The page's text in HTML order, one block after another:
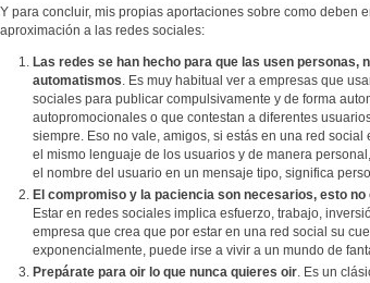
Y para concluir, mis propias aportaciones sobre como deben
aproximación a las redes sociales:
Las redes se han hecho para que las usen personas,
automatismos. Es muy habitual ver a empresas que
sociales para publicar compulsivamente y de forma
autopromocionales o que contestan a diferentes
siempre. Eso no vale, amigos, si estás en una red
el mismo lenguaje de los usuarios y de manera
el nombre del usuario en un mensaje tipo, significa
El compromiso y la paciencia son necesarios, esto
Estar en redes sociales implica esfuerzo, trabajo,
empresa que crea que por estar en una red social su
exponencialmente, puede irse a vivir a un mundo de
Prepárate para oir lo que nunca quieres oir. Es un